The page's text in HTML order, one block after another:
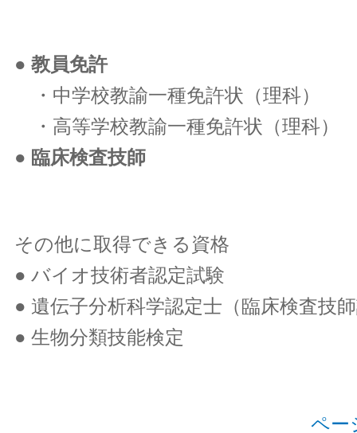
● 教員免許
・中学校教諭一種免許状（理科）
・高等学校教諭一種免許状（理科）
● 臨床検査技師
その他に取得できる資格
● バイオ技術者認定試験
● 遺伝子分析科学認定士（臨床検査技
● 生物分類技能検定
ペー